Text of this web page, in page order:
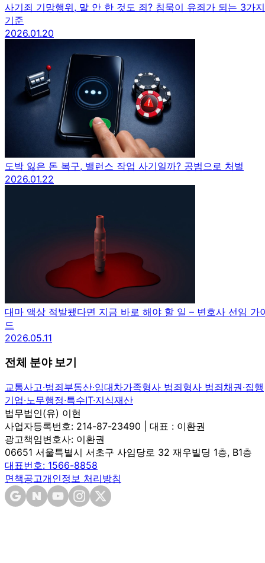
사기죄 기망행위, 말 안 한 것도 죄? 침묵이 유죄가 되는 3가지
기준
2026.01.20
도박 잃은 돈 복구, 밸런스 작업 사기일까? 공범으로 처벌
2026.01.22
대마 액상 적발됐다면 지금 바로 해야 할 일 – 변호사 선임 가
드
2026.05.11
전체 분야 보기
교통사고·범죄부동산·임대차가족형사 범죄형사 범죄채권·집행
기업·노무행정·특수IT·지식재산
법무법인(유) 이현
사업자등록번호: 214-87-23490 | 대표 : 이환권
광고책임변호사: 이환권
06651 서울특별시 서초구 사임당로 32 재우빌딩 1층, B1층
대표번호: 1566-8858
면책공고개인정보 처리방침